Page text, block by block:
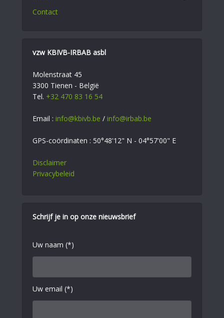
Contact
vzw KBIVB-IRBAB asbl
Molenstraat 45
3300 Tienen - België
Tel. +32 470 83 16 54
Email : info@kbivb.be / info@irbab.be
GPS-coördinaten : 50°48'12" N - 04°57'00" E
Disclaimer
Privacybeleid
Schrijf je in op onze nieuwsbrief
Uw naam (*)
Uw email (*)